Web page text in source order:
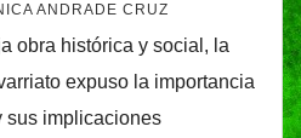
ANDRADE CRUZ
obra histórica y social, la
expuso la importancia
sus implicaciones